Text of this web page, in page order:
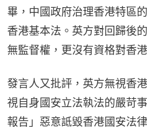
畢，中國政府治理香港特區
香港基本法。英方對回歸後
無監督權，更沒有資格對香
發言人又批評，英方無視香
視自身國安立法執法的嚴苛
報告」惡意詆毀香港國安法